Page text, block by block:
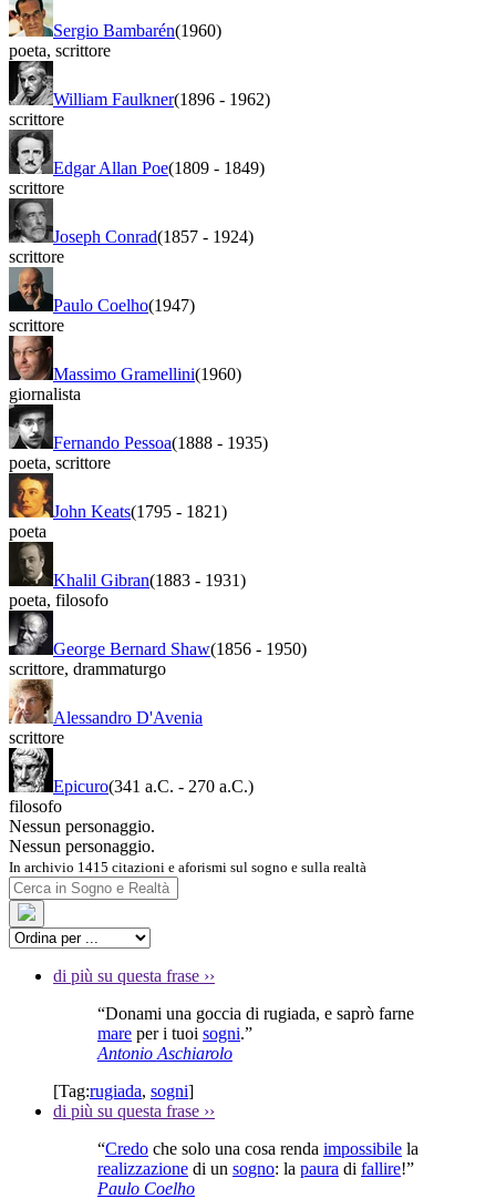
Sergio Bambarén(1960)
poeta, scrittore
William Faulkner(1896 - 1962)
scrittore
Edgar Allan Poe(1809 - 1849)
scrittore
Joseph Conrad(1857 - 1924)
scrittore
Paulo Coelho(1947)
scrittore
Massimo Gramellini(1960)
giornalista
Fernando Pessoa(1888 - 1935)
poeta, scrittore
John Keats(1795 - 1821)
poeta
Khalil Gibran(1883 - 1931)
poeta, filosofo
George Bernard Shaw(1856 - 1950)
scrittore, drammaturgo
Alessandro D'Avenia
scrittore
Epicuro(341 a.C. - 270 a.C.)
filosofo
Nessun personaggio.
Nessun personaggio.
In archivio 1415 citazioni e aforismi sul sogno e sulla realtà
di più su questa frase ››
“Donami una goccia di rugiada, e saprò farne
mare per i tuoi sogni.”
Antonio Aschiarolo
[Tag:rugiada, sogni]
di più su questa frase ››
“Credo che solo una cosa renda impossibile la
realizzazione di un sogno: la paura di fallire!”
Paulo Coelho